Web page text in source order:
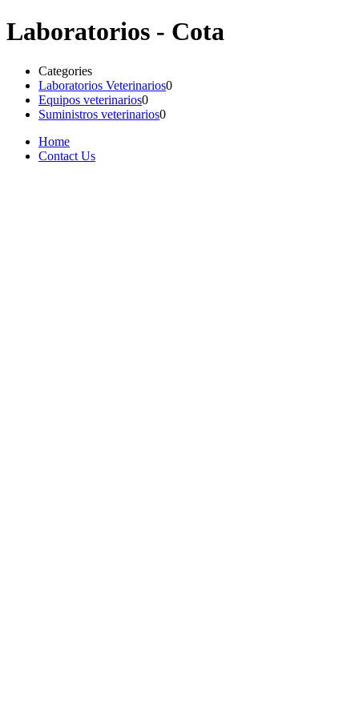
Laboratorios - Cota
Categories
Laboratorios Veterinarios0
Equipos veterinarios0
Suministros veterinarios0
Home
Contact Us